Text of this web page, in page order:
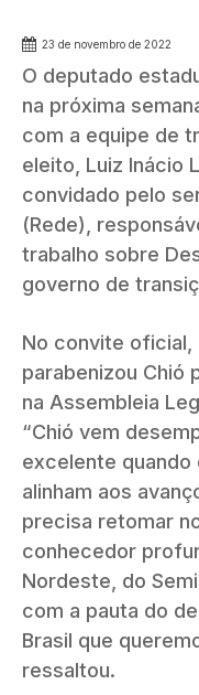
23 de novembro de 2022
O deputado
na próxima
com a equipe de
eleito, Luiz Inácio
convidado pelo
(Rede),
trabalho sobre
governo de
No convite oficial,
parabenizou Chió
na Assembleia
“Chió vem
excelente
alinham aos
precisa retomar
conhecedor
Nordeste, do
com a pauta do
Brasil que
ressaltou.